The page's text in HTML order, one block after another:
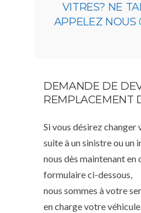
VITRES? NE
APPELEZ NOUS
DEMANDE DE
REMPLACEMENT
Si vous désirez
suite à un sinistre ou un
nous dès maintenant
formulaire ci-dessous,
nous sommes à votre
en charge votre